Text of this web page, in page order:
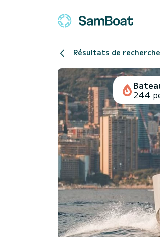
Résultats de recherche
244